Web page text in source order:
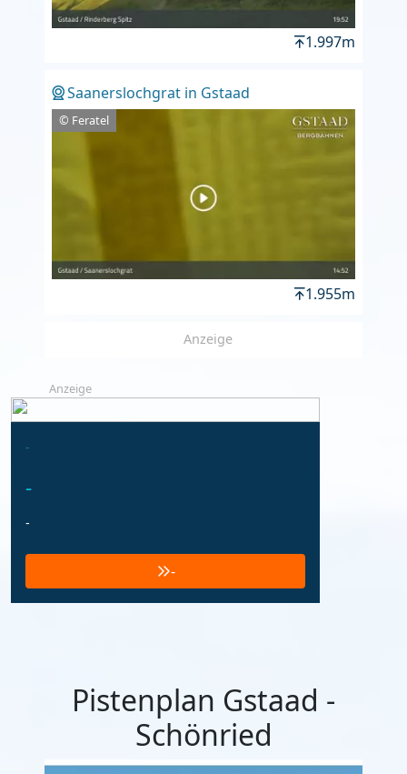
1.997m
Saanerslochgrat in Gstaad
© Feratel
1.955m
Anzeige
Anzeige
-
-
-
-
Pistenplan Gstaad -
Schönried